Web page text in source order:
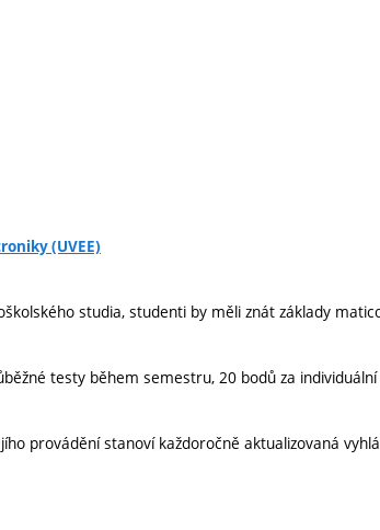
(UVEE)
studia, studenti by měli znát základy
testy během semestru, 20 bodů za
provádění stanoví každoročně aktualizovaná